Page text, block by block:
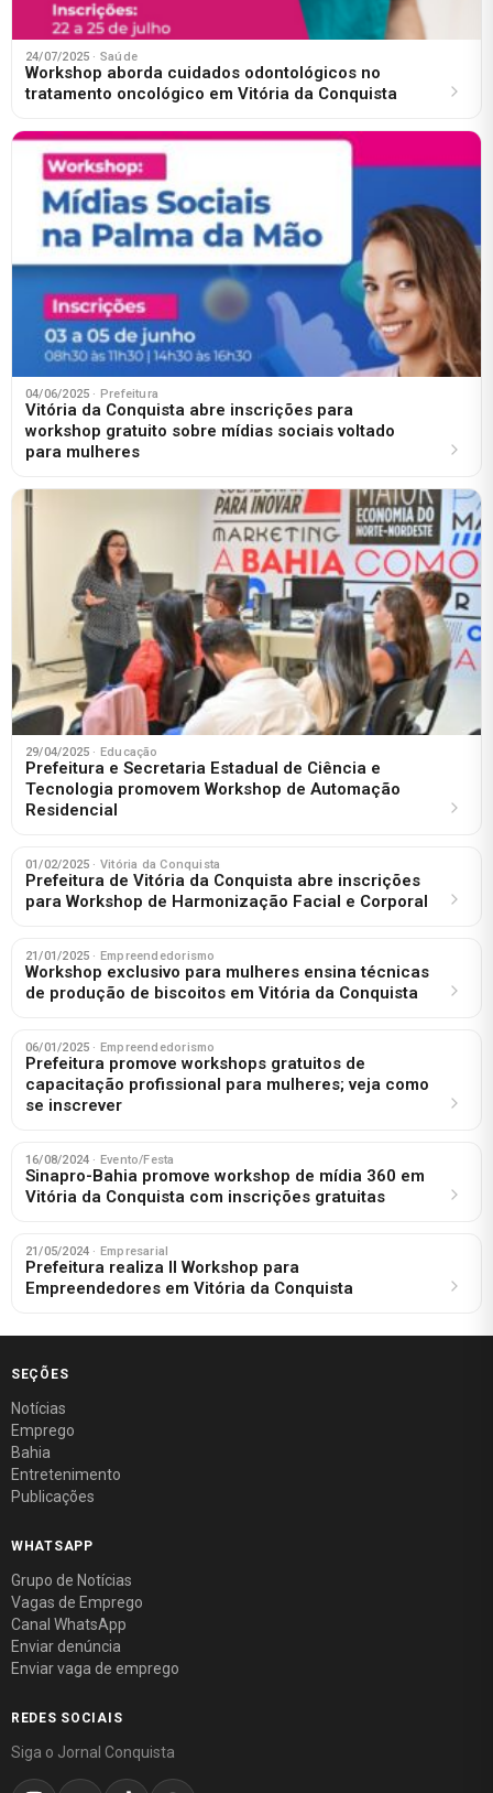
24/07/2025 · Saúde
Workshop aborda cuidados odontológicos no
tratamento oncológico em Vitória da Conquista
04/06/2025 · Prefeitura
Vitória da Conquista abre inscrições para
workshop gratuito sobre mídias sociais voltado
para mulheres
29/04/2025 · Educação
Prefeitura e Secretaria Estadual de Ciência e
Tecnologia promovem Workshop de Automação
Residencial
01/02/2025 · Vitória da Conquista
Prefeitura de Vitória da Conquista abre inscrições
para Workshop de Harmonização Facial e Corporal
21/01/2025 · Empreendedorismo
Workshop exclusivo para mulheres ensina técnicas
de produção de biscoitos em Vitória da Conquista
06/01/2025 · Empreendedorismo
Prefeitura promove workshops gratuitos de
capacitação profissional para mulheres; veja como
se inscrever
16/08/2024 · Evento/Festa
Sinapro-Bahia promove workshop de mídia 360 em
Vitória da Conquista com inscrições gratuitas
21/05/2024 · Empresarial
Prefeitura realiza II Workshop para
Empreendedores em Vitória da Conquista
SEÇÕES
Notícias
Emprego
Bahia
Entretenimento
Publicações
WHATSAPP
Grupo de Notícias
Vagas de Emprego
Canal WhatsApp
Enviar denúncia
Enviar vaga de emprego
REDES SOCIAIS
Siga o Jornal Conquista